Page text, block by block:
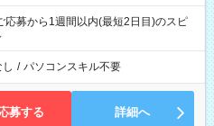
応募から1週間以内(最短2日目)のスピ
/ パソコンスキル不要
募する 詳細へ